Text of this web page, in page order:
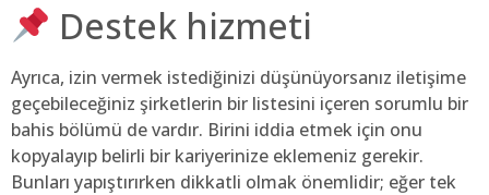
Destek hizmeti
Ayrıca, izin vermek istediğinizi düşünüyorsanız iletişime
geçebileceğiniz şirketlerin bir listesini içeren sorumlu bir
bahis bölümü de vardır. Birini iddia etmek için onu
kopyalayıp belirli bir kariyerinize eklemeniz gerekir.
Bunları yapıştırırken dikkatli olmak önemlidir; eğer tek